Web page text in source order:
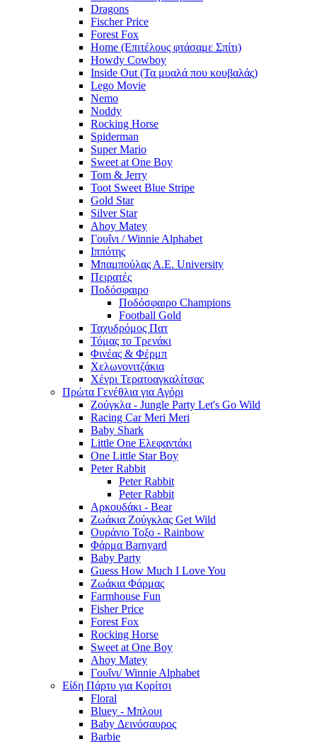
Dragons
Fischer Price
Forest Fox
Home (Επιτέλους φτάσαμε Σπίτι)
Howdy Cowboy
Inside Out (Τα μυαλά που κουβαλάς)
Lego Movie
Nemo
Noddy
Rocking Horse
Spiderman
Super Mario
Sweet at One Boy
Tom & Jerry
Toot Sweet Blue Stripe
Gold Star
Silver Star
Ahoy Matey
Γουΐνι / Winnie Alphabet
Ιππότης
Μπαμπούλας Α.Ε. University
Πειρατές
Ποδόσφαιρο
Ποδόσφαιρο Champions
Football Gold
Ταχυδρόμος Πατ
Τόμας το Τρενάκι
Φινέας & Φέρμπ
Χελωνονιτζάκια
Χένρι Τερατοαγκαλίτσας
Πρώτα Γενέθλια για Αγόρι
Ζούγκλα - Jungle Party Let's Go Wild
Racing Car Meri Meri
Baby Shark
Little One Ελεφαντάκι
One Little Star Boy
Peter Rabbit
Peter Rabbit
Peter Rabbit
Αρκουδάκι - Bear
Ζωάκια Ζούγκλας Get Wild
Ουράνιο Τοξο - Rainbow
Φάρμα Barnyard
Baby Party
Guess How Much I Love You
Ζωάκια Φάρμας
Farmhouse Fun
Fisher Price
Forest Fox
Rocking Horse
Sweet at One Boy
Ahoy Matey
Γουΐνι/ Winnie Alphabet
Είδη Πάρτυ για Κορίτσι
Floral
Bluey - Μπλουι
Baby Δεινόσαυρος
Barbie